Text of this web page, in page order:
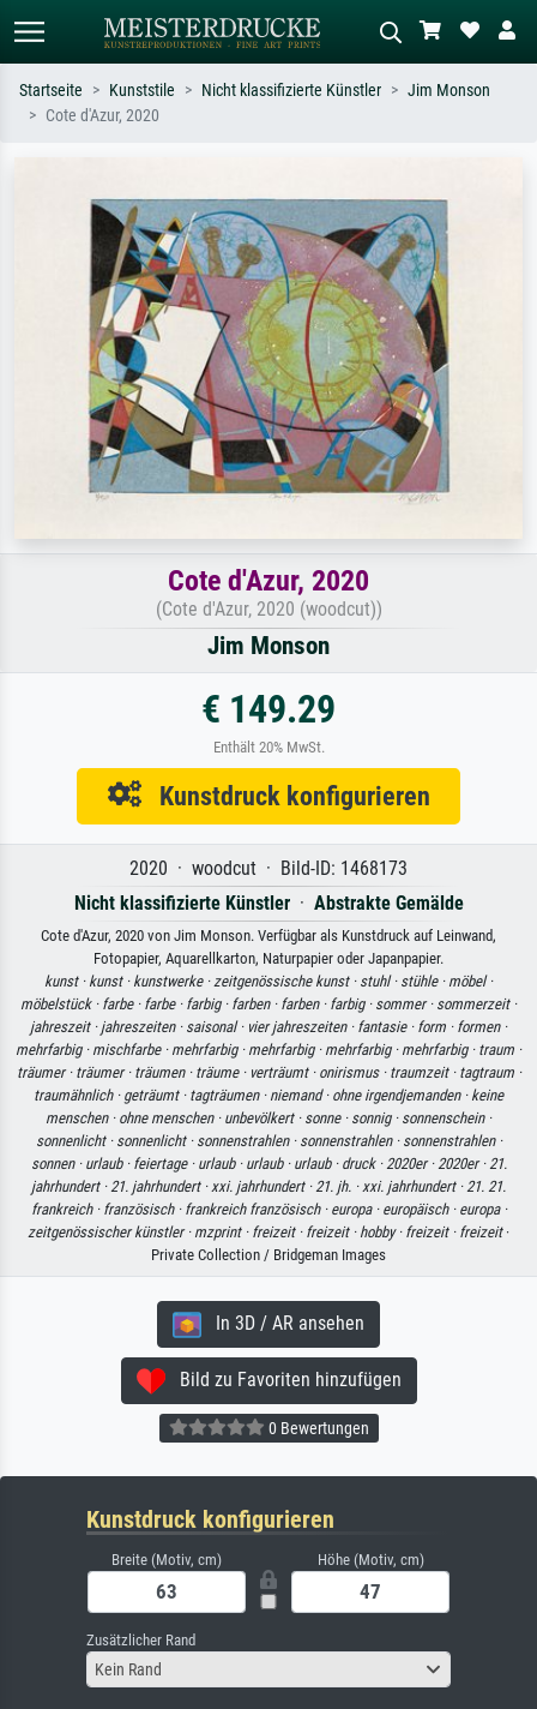
oder Stilen – z.B. Monet,
Sternennacht, Impressionismus, Welle
Hokusai, Akt.
Wiese, Abstrakt mit viel Rot, Dunkles
Ölgemälde, Stehender Akt neben einem
Baum.
Startseite Kunststile Nicht klassifizierte Künstler
Jim Monson
Cote d'Azur, 2020
Cote d'Azur, 2020
(Cote d'Azur, 2020 (woodcut))
Jim Monson
€ 149.29
Enthält 20% MwSt.
Kunstdruck konfigurieren
2020 · woodcut · Bild-ID: 1468173
Nicht klassifizierte Künstler· Abstrakte Gemälde
Cote d'Azur, 2020 von Jim Monson. Verfügbar als Kunstdruck auf Leinwand,
Fotopapier, Aquarellkarton, Naturpapier oder Japanpapier.
kunst · kunst · kunstwerke ·zeitgenössische kunst · stuhl · stühle · möbel ·
möbelstück · farbe · farbe · farbig · farben · farben · farbig · sommer · sommerzeit ·
jahreszeit · jahreszeiten · saisonal · vier jahreszeiten · fantasie · form · formen ·
mehrfarbig · mischfarbe · mehrfarbig · mehrfarbig · mehrfarbig · mehrfarbig · traum ·
träumer · träumer · träumen · träume · verträumt · onirismus · traumzeit · tagtraum ·
traumähnlich · geträumt · tagträumen · niemand · ohne irgendjemanden · keine
menschen · ohne menschen · unbevölkert · sonne · sonnig · sonnenschein ·
sonnenlicht · sonnenlicht · sonnenstrahlen · sonnenstrahlen · sonnenstrahlen ·
sonnen · urlaub · feiertage · urlaub · urlaub · urlaub · druck ·2020er ·2020er ·21.
jahrhundert ·21. jahrhundert ·xxi. jahrhundert ·21. jh. ·xxi. jahrhundert ·21. 21.
frankreich · französisch · frankreich französisch · europa · europäisch · europa ·
zeitgenössischer künstler · mzprint · freizeit · freizeit · hobby · freizeit · freizeit·
Private Collection / Bridgeman Images
In 3D / AR ansehen
Bild zu Favoriten hinzufügen
0 Bewertungen
Kunstdruck konfigurieren
Breite (Motiv, cm) Höhe (Motiv, cm)
Zusätzlicher Rand
Kein Rand